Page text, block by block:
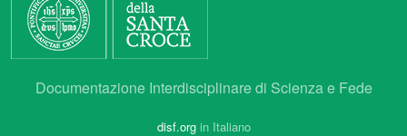
Documentazione Interdisciplinare di Scienza e Fede
disf.orgin Italiano